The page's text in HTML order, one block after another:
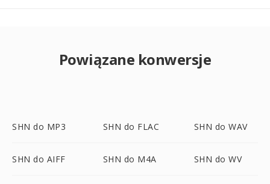
Powiązane konwersje
SHN do MP3 SHN do FLAC SHN do WAV
SHN do AIFF SHN do M4A SHN do WV